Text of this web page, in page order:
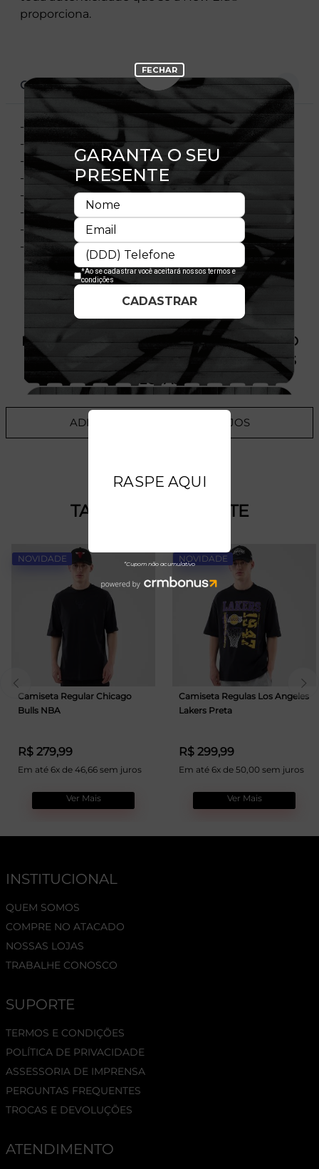
proporciona.
CARACTERÍSTICAS
- Manga curta
- Gola careca
- Estampa frontal
- Flag bordada
- Material: Meia malha
- Composição: 100% Algodão
- Nacional
- Licença Oficial
PRODUTO SEM ESTOQUE DÍSPONÍVEL NO
SITE, CONSULTE A DISPONIBILIDADE NAS
LOJAS
ADICIONAR A LISTA DE DESEJOS
TALVEZ VOCÊ GOSTE
NOVIDADE
Camiseta Regular Chicago
Bulls NBA
R$ 279,99
Em até 6x de 46,66 sem juros
Ver Mais
NOVIDADE
Camiseta Regulas Los Angeles
Lakers Preta
R$ 299,99
Em até 6x de 50,00 sem juros
Ver Mais
INSTITUCIONAL
QUEM SOMOS
COMPRE NO ATACADO
NOSSAS LOJAS
TRABALHE CONOSCO
SUPORTE
TERMOS E CONDIÇÕES
POLÍTICA DE PRIVACIDADE
ASSESSORIA DE IMPRENSA
PERGUNTAS FREQUENTES
TROCAS E DEVOLUÇÕES
ATENDIMENTO